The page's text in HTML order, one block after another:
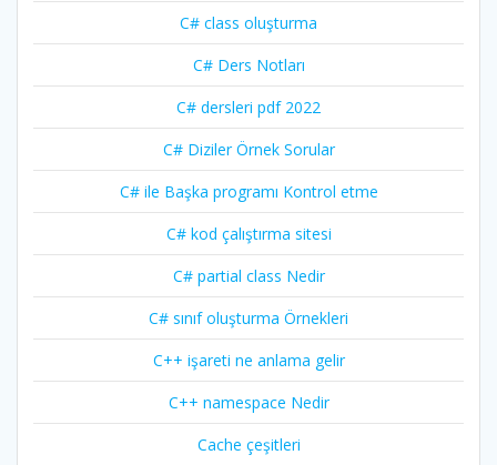
C# class oluşturma
C# Ders Notları
C# dersleri pdf 2022
C# Diziler Örnek Sorular
C# ile Başka programı Kontrol etme
C# kod çalıştırma sitesi
C# partial class Nedir
C# sınıf oluşturma Örnekleri
C++ işareti ne anlama gelir
C++ namespace Nedir
Cache çeşitleri